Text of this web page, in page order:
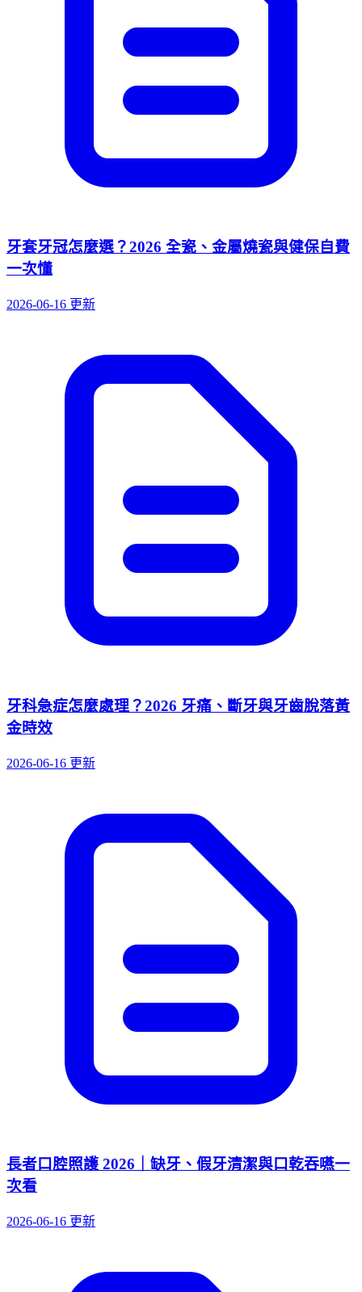
牙套牙冠怎麼選？2026 全瓷、金屬燒瓷與健保自費
一次懂
2026-06-16 更新
牙科急症怎麼處理？2026 牙痛、斷牙與牙齒脫落黃
金時效
2026-06-16 更新
長者口腔照護 2026｜缺牙、假牙清潔與口乾吞嚥一
次看
2026-06-16 更新